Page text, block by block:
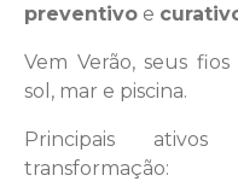
preventivo e
Vem Verão, seus
sol, mar e piscina.
Principais ativos
transformação: